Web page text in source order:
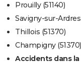
Prouilly (51140)
Savigny-sur-Ardres
Thillois (51370)
Champigny (51370)
Accidents dans la